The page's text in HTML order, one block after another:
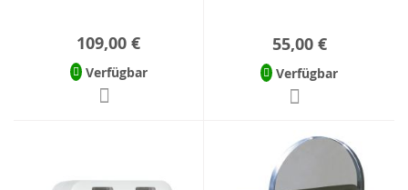
109,00 €
Verfügbar
55,00 €
Verfügbar